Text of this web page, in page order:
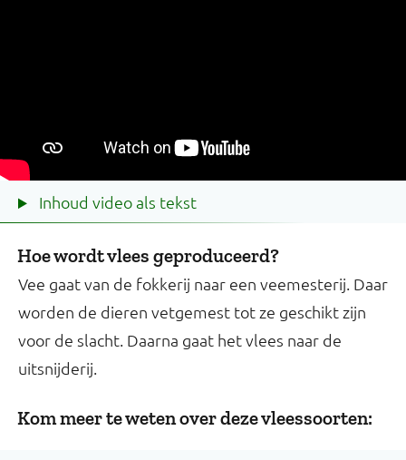
Inhoud video als tekst
Hoe wordt vlees geproduceerd?
Vee gaat van de fokkerij naar een veemesterij. Daar
worden de dieren vetgemest tot ze geschikt zijn
voor de slacht. Daarna gaat het vlees naar de
uitsnijderij.
Kom meer te weten over deze vleessoorten: